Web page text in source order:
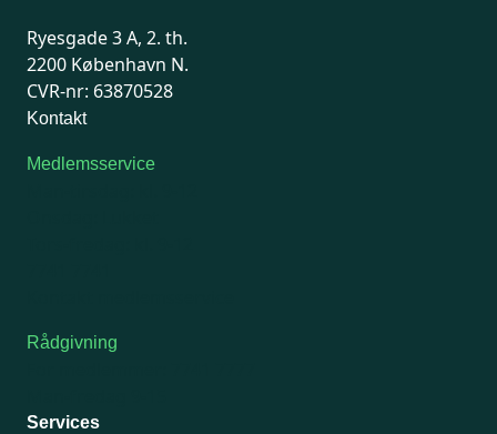
Ryesgade 3 A, 2. th.
2200 København N.
CVR-nr: 63870528
Kontakt
Medlemsservice
Rådgivning
Services